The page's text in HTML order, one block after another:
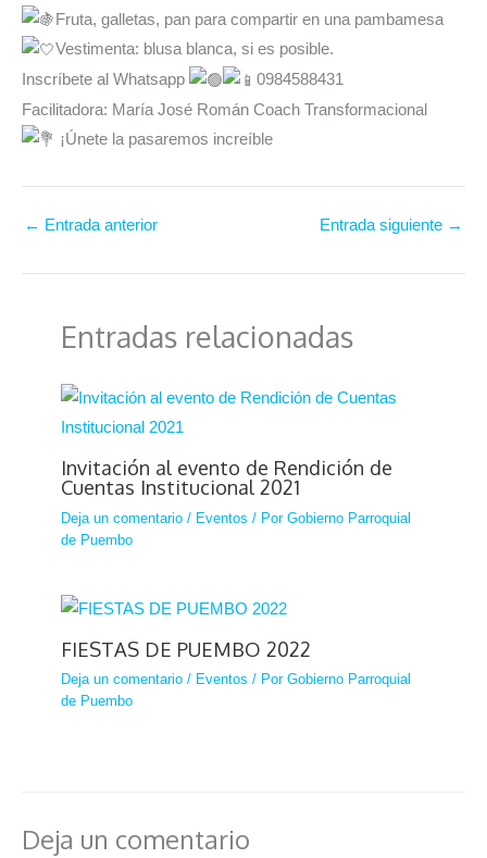
Fruta, galletas, pan para compartir en una pambamesa
Vestimenta: blusa blanca, si es posible.
Inscríbete al Whatsapp
0984588431
Facilitadora: María José Román Coach Transformacional
¡Únete la pasaremos increíble
← Entrada anterior Entrada siguiente →
Entradas relacionadas
Invitación al evento de Rendición de
Cuentas Institucional 2021
Deja un comentario / Eventos / PorGobierno Parroquial
de Puembo
FIESTAS DE PUEMBO 2022
Deja un comentario / Eventos / PorGobierno Parroquial
de Puembo
Deja un comentario